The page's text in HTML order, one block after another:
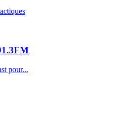
pour...